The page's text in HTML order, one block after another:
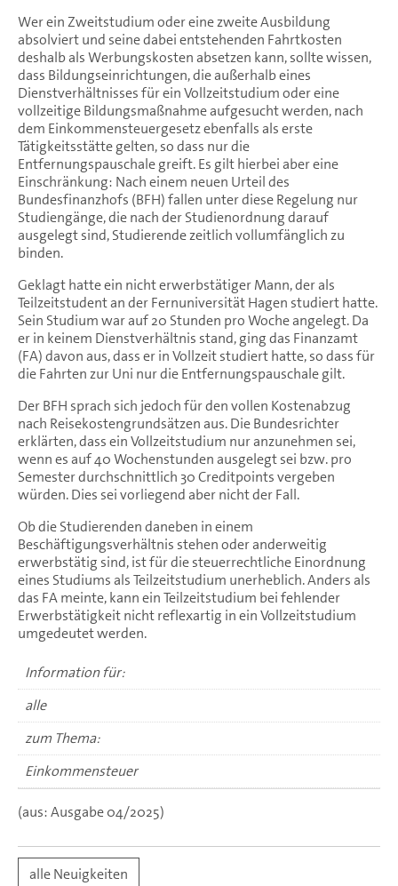
Wer ein Zweitstudium oder eine zweite Ausbildung
absolviert und seine dabei entstehenden Fahrtkosten
deshalb als Werbungskosten absetzen kann, sollte wissen,
dass Bildungseinrichtungen, die außerhalb eines
Dienstverhältnisses für ein Vollzeitstudium oder eine
vollzeitige Bildungsmaßnahme aufgesucht werden, nach
dem Einkommensteuergesetz ebenfalls als erste
Tätigkeitsstätte gelten, so dass nur die
Entfernungspauschale greift. Es gilt hierbei aber eine
Einschränkung: Nach einem neuen Urteil des
Bundesfinanzhofs (BFH) fallen unter diese Regelung nur
Studiengänge, die nach der Studienordnung darauf
ausgelegt sind, Studierende zeitlich vollumfänglich zu
binden.
Geklagt hatte ein nicht erwerbstätiger Mann, der als
Teilzeitstudent an der Fernuniversität Hagen studiert hatte.
Sein Studium war auf 20 Stunden pro Woche angelegt. Da
er in keinem Dienstverhältnis stand, ging das Finanzamt
(FA) davon aus, dass er in Vollzeit studiert hatte, so dass für
die Fahrten zur Uni nur die Entfernungspauschale gilt.
Der BFH sprach sich jedoch für den vollen Kostenabzug
nach Reisekostengrundsätzen aus. Die Bundesrichter
erklärten, dass ein Vollzeitstudium nur anzunehmen sei,
wenn es auf 40 Wochenstunden ausgelegt sei bzw. pro
Semester durchschnittlich 30 Creditpoints vergeben
würden. Dies sei vorliegend aber nicht der Fall.
Ob die Studierenden daneben in einem
Beschäftigungsverhältnis stehen oder anderweitig
erwerbstätig sind, ist für die steuerrechtliche Einordnung
eines Studiums als Teilzeitstudium unerheblich. Anders als
das FA meinte, kann ein Teilzeitstudium bei fehlender
Erwerbstätigkeit nicht reflexartig in ein Vollzeitstudium
umgedeutet werden.
Information für:
alle
zum Thema:
Einkommensteuer
(aus: Ausgabe 04/2025)
alle Neuigkeiten